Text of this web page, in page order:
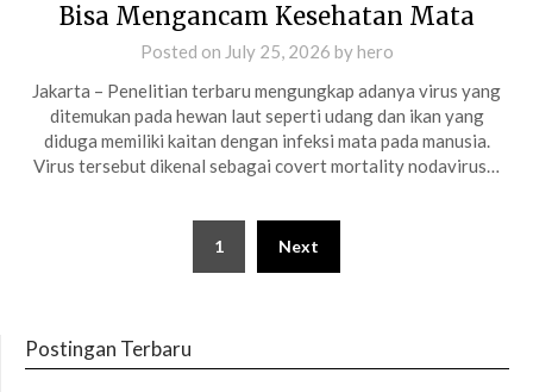
Bisa Mengancam Kesehatan Mata
Posted on July 25, 2026 byhero
Jakarta – Penelitian terbaru mengungkap adanya virus yang
ditemukan pada hewan laut seperti udang dan ikan yang
diduga memiliki kaitan dengan infeksi mata pada manusia.
Virus tersebut dikenal sebagai covert mortality nodavirus…
1 Next
Postingan Terbaru